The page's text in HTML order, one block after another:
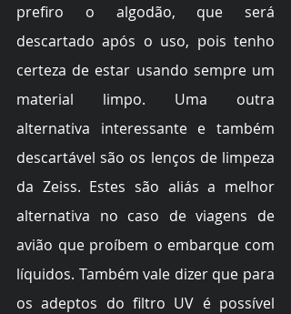
prefiro o algodão, que será
descartado após o uso, pois tenho
certeza de estar usando sempre um
material limpo. Uma outra
alternativa interessante e também
descartável são os lenços de limpeza
da Zeiss. Estes são aliás a melhor
alternativa no caso de viagens de
avião que proíbem o embarque com
líquidos. Também vale dizer que para
os adeptos do filtro UV é possível